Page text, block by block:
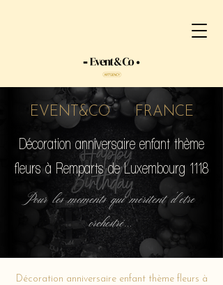
EVENT&CO FRANCE
Décoration anniversaire enfant thème
fleurs à Remparts de Luxembourg 1118
Pour les moments qui méritent d'etre
orchestré...
Décoration anniversaire enfant thème fleurs à